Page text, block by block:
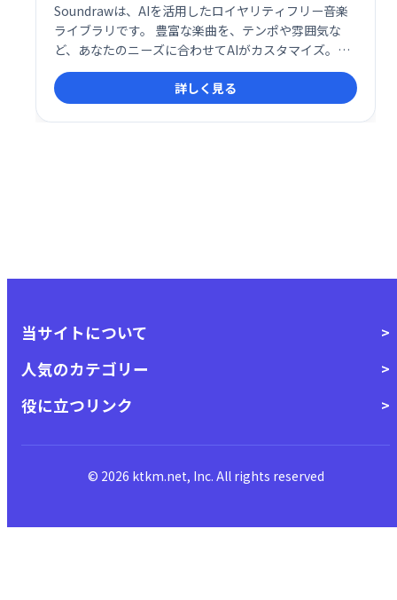
Soundrawは、AIを活用したロイヤリティフリー音楽
ライブラリです。 豊富な楽曲を、テンポや雰囲気な
ど、あなたのニーズに合わせてAIがカスタマイズ。簡
単に編集でき、動画制作やゲーム開発など様々な用途
に最適です。高品質な音楽を、著作権を気にせず利用
できます。 手軽に利用できるSoundrawで、クリエイ
ティブな制作をさらに充実させましょう。
詳しく見る
当サイトについて
人気のカテゴリー
役に立つリンク
© 2026 ktkm.net, Inc. All rights reserved